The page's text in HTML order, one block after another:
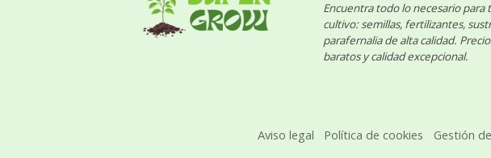
Encuentra todo lo necesario para
cultivo: semillas, fertilizantes,
parafernalia de alta calidad.
baratos y calidad excepcional.
Aviso legal Política de cookies Gestión